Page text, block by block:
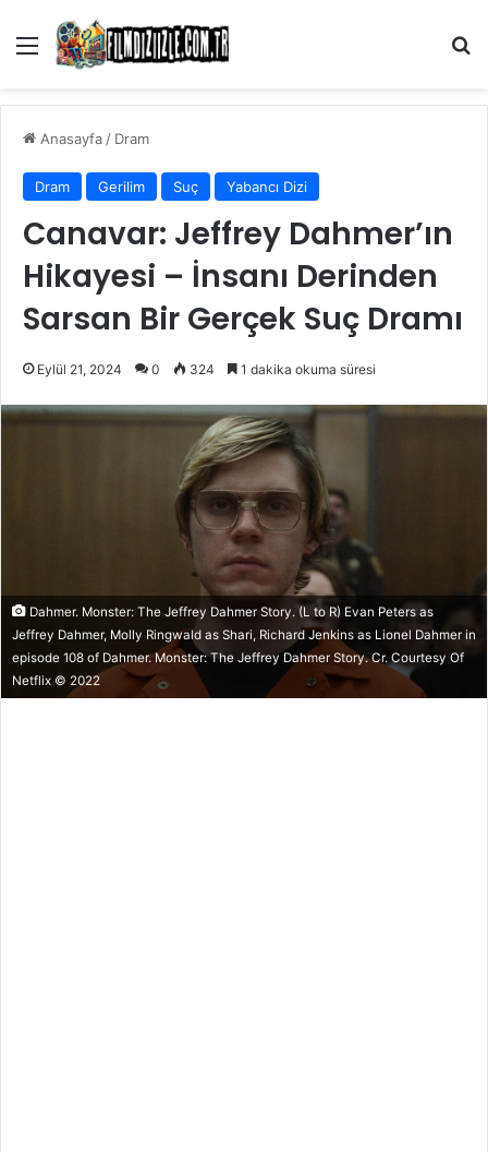
Menü
Anasayfa/ Dram
Dram Gerilim Suç Yabancı Dizi
Canavar: Jeffrey Dahmer’ın
Hikayesi – İnsanı Derinden
Sarsan Bir Gerçek Suç Dramı
Eylül 21, 2024 0 324 1 dakika okuma süresi
Dahmer. Monster: The Jeffrey Dahmer Story. (L to R) Evan Peters as
Jeffrey Dahmer, Molly Ringwald as Shari, Richard Jenkins as Lionel Dahmer in
episode 108 of Dahmer. Monster: The Jeffrey Dahmer Story. Cr. Courtesy Of
Netflix © 2022